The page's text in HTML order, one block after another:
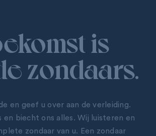
is
zondaars.
en geef u over aan de verleiding.
en biecht ons alles. Wij luisteren en
zondaar van u. Een zondaar